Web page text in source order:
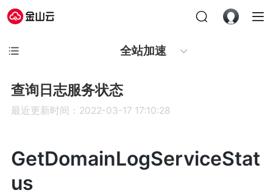
全站加速
查询日志服务状态
最近更新时间：2022-03-17 17:10:28
GetDomainLogServiceStat
us